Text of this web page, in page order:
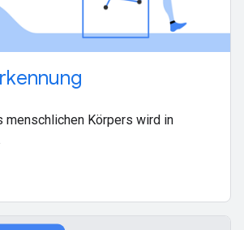
menschlichen Körpers wird in